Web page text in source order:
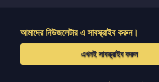
আমাদের নিউজলেটার এ সাবস্ক্রাইব করুন।
এখনই সাবস্ক্রাইব করুন